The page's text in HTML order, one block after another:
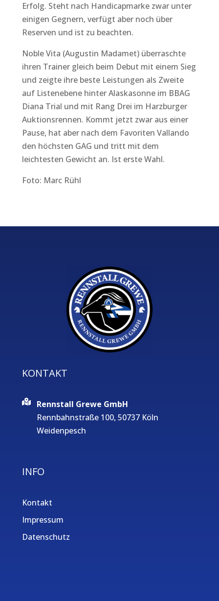
Erfolg. Steht nach Handicapmarke zwar unter
einigen Gegnern, verfügt aber noch über
Reserven und ist zu beachten.
Noble Vita (Augustin Madamet) überraschte
ihren Trainer gleich beim Debut mit einem Sieg
und zeigte ihre beste Leistungen als Zweite
auf Listenebene hinter Alaskasonne im BBAG
Diana Trial und mit Rang Drei im Harzburger
Auktionsrennen. Kommt jetzt zwar aus einer
Pause, hat aber nach dem Favoriten Vallando
den höchsten GAG und tritt mit dem
leichtesten Gewicht an. Ist erste Wahl.
Foto: Marc Rühl
KONTAKT
Rennstall Grewe GmbH
Rennbahnstraße 100, 50737 Köln
Weidenpesch
INFO
Kontakt
Impressum
Datenschutz